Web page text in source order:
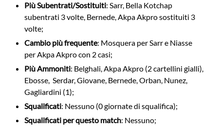
Più Subentrati/Sostituiti: Sarr, Bella Kotchap
subentrati 3 volte, Bernede, Akpa Akpro sostituiti 3
volte;
Cambio più frequente: Mosquera per Sarr e Niasse
per Akpa Akpro con 2 casi;
Più Ammoniti: Belghali, Akpa Akpro (2 cartellini gialli),
Ebosse, Serdar, Giovane, Bernede, Orban, Nunez,
Gagliardini (1);
Squalificati: Nessuno (0 giornate di squalifica);
Squalificati per questo match: Nessuno;